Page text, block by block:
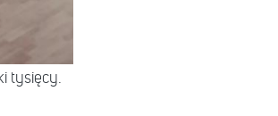
tysięcy.